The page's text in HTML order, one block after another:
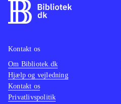
Kontakt os
Om Bibliotek.dk
Hjælp og vejledning
Kontakt os
Privatlivspolitik